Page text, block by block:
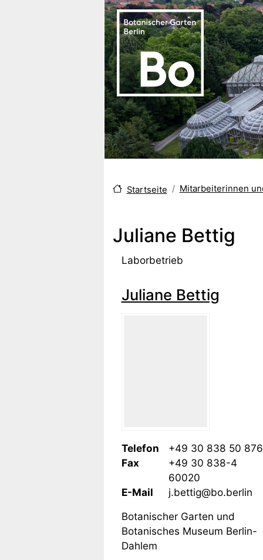
Startseite Mitarbeiterinnen
Juliane Bettig
Laborbetrieb
Juliane Bettig
Telefon
+49 30 838 50 876
Fax
+49 30 838-4
60020
E-Mail
j.bettig@bo.berlin
Botanischer Garten und
Botanisches Museum Berlin-
Dahlem